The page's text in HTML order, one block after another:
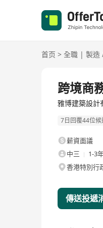
首页 > 全職 | 製造
跨境商
雅博建築設計
7日回覆44位候
薪資面議
中三
1-3
香港特別行
傳送投遞